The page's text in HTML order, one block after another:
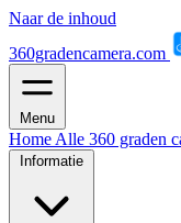
Naar de inhoud
360gradencamera.com
Menu
Home Alle 360 graden
Informatie